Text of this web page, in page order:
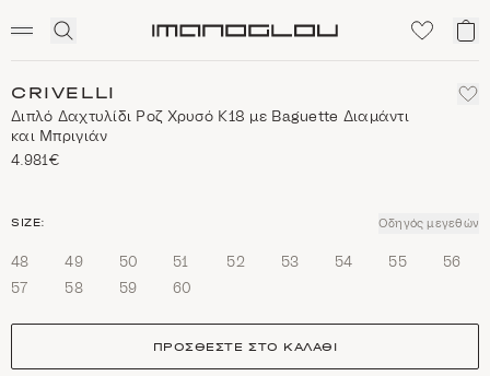
Click
search
Το
CRIVELLI
Διπλό Δαχτυλίδι Ροζ Χρυσό Κ18 με Baguette Διαμάντι
και Μπριγιάν
4.981€
size
SIZE: Οδηγός μεγεθών
48 49 50 51 52 53 54 55
56
57
58 59 60
ΠΡΟΣΘΈΣΤΕ ΣΤΟ ΚΑΛΆΘΙ